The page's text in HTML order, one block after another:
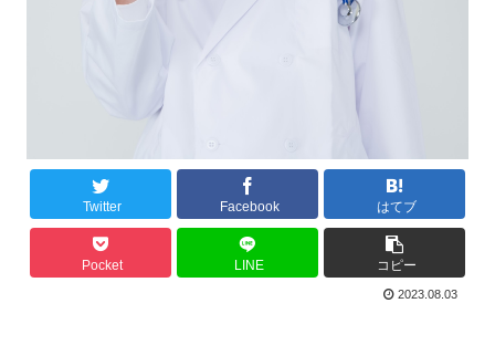
Twitter Facebook はてブ
Pocket LINE コピー
2023.08.03